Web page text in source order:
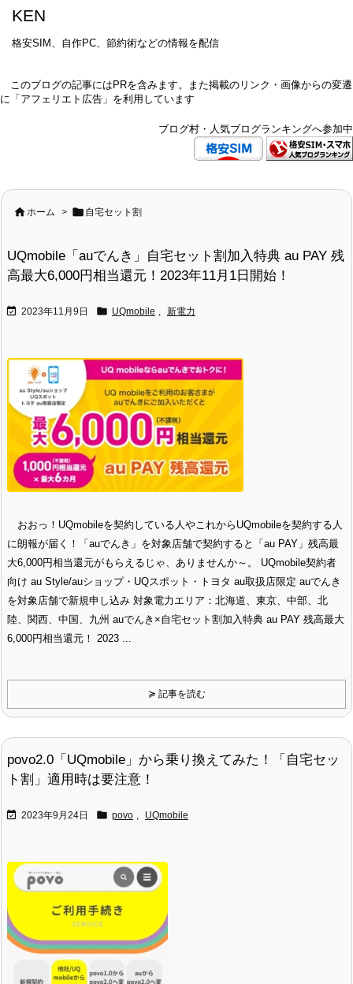
KEN
格安SIM、自作PC、節約術などの情報を配信
このブログの記事にはPRを含みます。また掲載のリンク・画像からの変遷
に「アフェリエト広告」を利用しています
ブログ村・人気ブログランキングへ参加中
 ホーム >  自宅セット割
UQmobile「auでんき」自宅セット割加入特典 au PAY 残
高最大6,000円相当還元！2023年11月1日開始！
 2023年11月9日  UQmobile 新電力
おおっ！UQmobileを契約している人やこれからUQmobileを契約する人
に朗報が届く！「auでんき」を対象店舗で契約すると「au PAY」残高最
大6,000円相当還元がもらえるじゃ、ありませんか～。 UQmobile契約者
向け au Style/auショップ・UQスポット・トヨタ au取扱店限定 auでんき
を対象店舗で新規申し込み 対象電力エリア：北海道、東京、中部、北
陸、関西、中国、九州 auでんき×自宅セット割加入特典 au PAY 残高最大
6,000円相当還元！ 2023 ...
≽ 記事を読む
povo2.0「UQmobile」から乗り換えてみた！「自宅セッ
ト割」適用時は要注意！
 2023年9月24日  povo UQmobile